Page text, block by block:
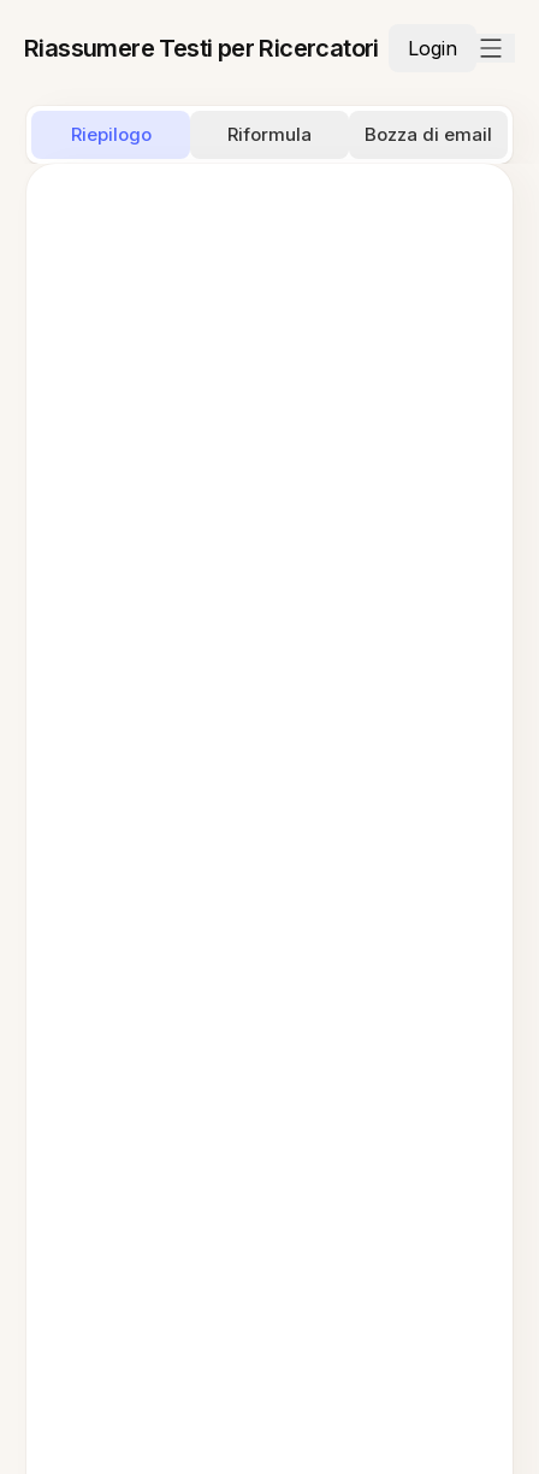
Riassumere Testi per Ricercatori Login
Riepilogo Riformula Bozza di email